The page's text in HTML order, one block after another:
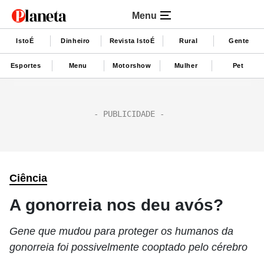
Menu
IstoÉ Dinheiro Revista IstoÉ Rural Gente
Esportes Menu Motorshow Mulher Pet
Ciência
A gonorreia nos deu avós?
Gene que mudou para proteger os humanos da
gonorreia foi possivelmente cooptado pelo cérebro